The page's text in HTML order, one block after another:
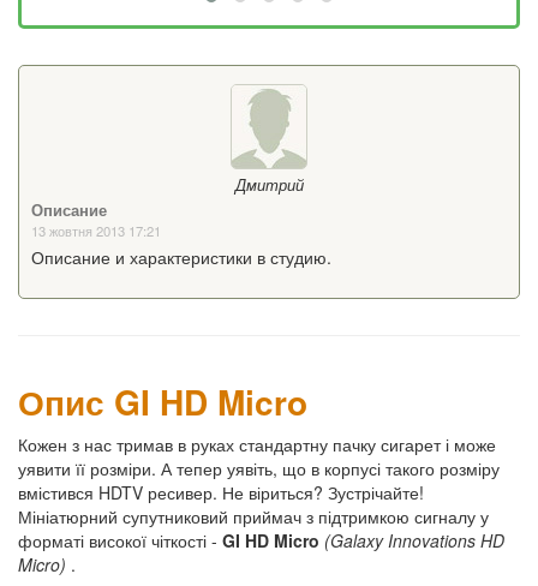
Дмитрий
Описание
13 жовтня 2013 17:21
Описание и характеристики в студию.
Опис GI HD Micro
Кожен з нас тримав в руках стандартну пачку сигарет і може
уявити її розміри. А тепер уявіть, що в корпусі такого розміру
вмістився HDTV ресивер. Не віриться? Зустрічайте!
Мініатюрний супутниковий приймач з підтримкою сигналу у
форматі високої чіткості - GI HD Micro (Galaxy Innovations HD
Micro) .